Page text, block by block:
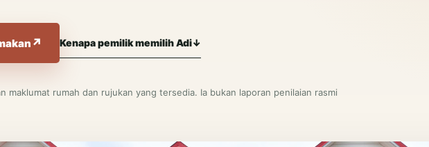
Kenapa pemilik memilih Adi
maklumat rumah dan rujukan yang tersedia. Ia bukan laporan penilaian rasmi